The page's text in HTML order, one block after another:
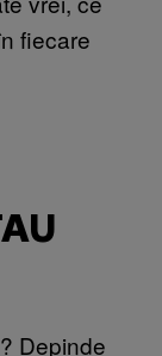
fiecare
Depinde